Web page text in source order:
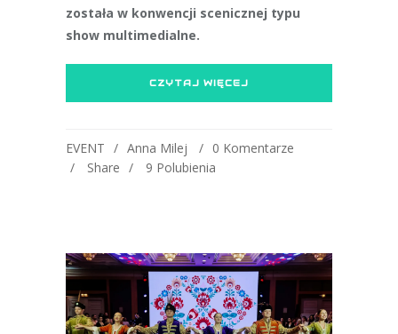
została w konwencji scenicznej typu
show multimedialne.
CZYTAJ WIĘCEJ
EVENT Anna Milej
0 Komentarze
Share
9 Polubienia